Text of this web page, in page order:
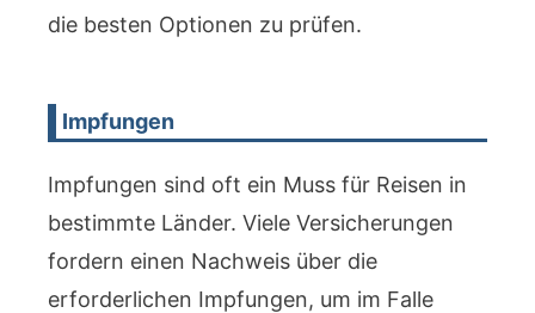
die besten Optionen zu prüfen.
Impfungen
Impfungen sind oft ein Muss für Reisen in
bestimmte Länder. Viele Versicherungen
fordern einen Nachweis über die
erforderlichen Impfungen, um im Falle